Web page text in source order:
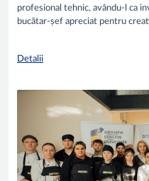
profesional tehnic, avându-l ca
bucătar-șef apreciat pentru
Detalii